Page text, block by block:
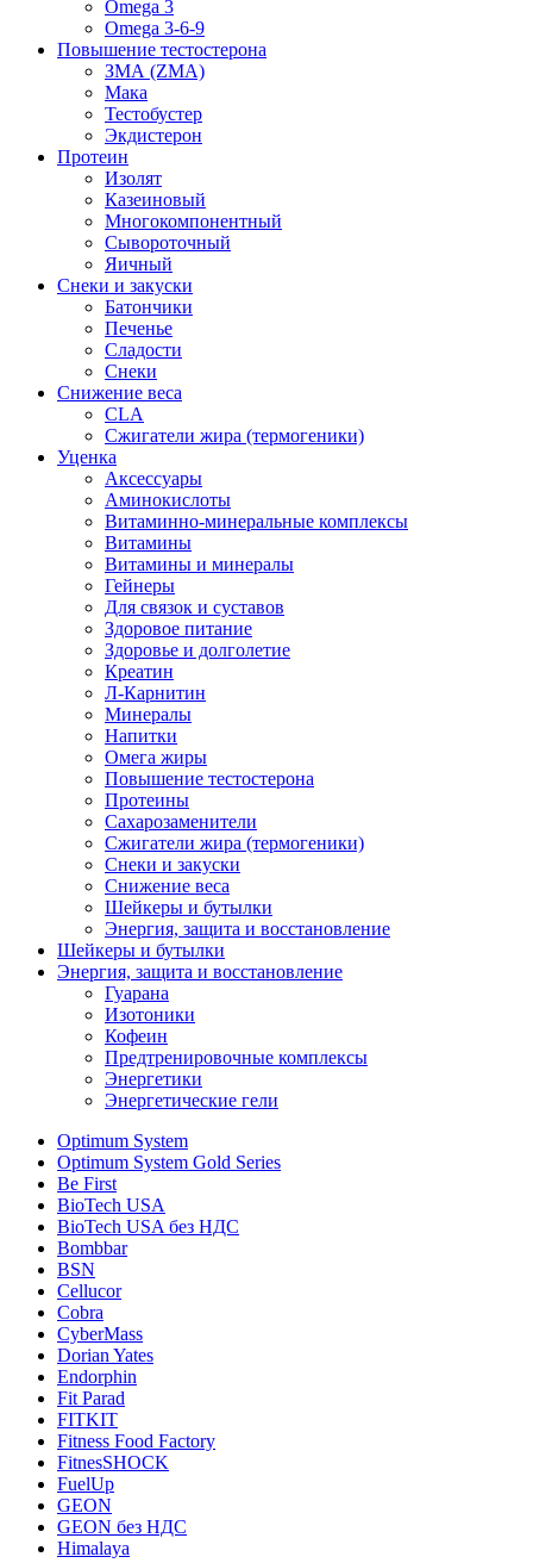
Omega 3
Omega 3-6-9
Повышение тестостерона
ЗМА (ZMA)
Мака
Тестобустер
Экдистерон
Протеин
Изолят
Казеиновый
Многокомпонентный
Сывороточный
Яичный
Снеки и закуски
Батончики
Печенье
Сладости
Снеки
Снижение веса
CLA
Сжигатели жира (термогеники)
Уценка
Аксессуары
Аминокислоты
Витаминно-минеральные комплексы
Витамины
Витамины и минералы
Гейнеры
Для связок и суставов
Здоровое питание
Здоровье и долголетие
Креатин
Л-Карнитин
Минералы
Напитки
Омега жиры
Повышение тестостерона
Протеины
Сахарозаменители
Сжигатели жира (термогеники)
Снеки и закуски
Снижение веса
Шейкеры и бутылки
Энергия, защита и восстановление
Шейкеры и бутылки
Энергия, защита и восстановление
Гуарана
Изотоники
Кофеин
Предтренировочные комплексы
Энергетики
Энергетические гели
Optimum System
Optimum System Gold Series
Be First
BioTech USA
BioTech USA без НДС
Bombbar
BSN
Cellucor
Cobra
CyberMass
Dorian Yates
Endorphin
Fit Parad
FITKIT
Fitness Food Factory
FitnesSHOCK
FuelUp
GEON
GEON без НДС
Himalaya